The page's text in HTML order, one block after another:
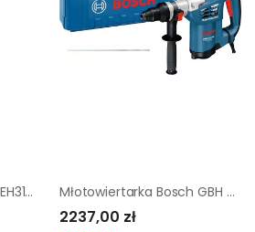
Młotek Halder Simplex EH3103 30 mm średnio-twardy elastomer Młotowiertarka Bosch GBH 4-32 DFR Professional |
2237,00 zł